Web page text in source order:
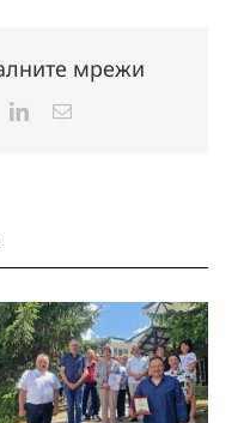
мрежи
LinkedInЕлектронна